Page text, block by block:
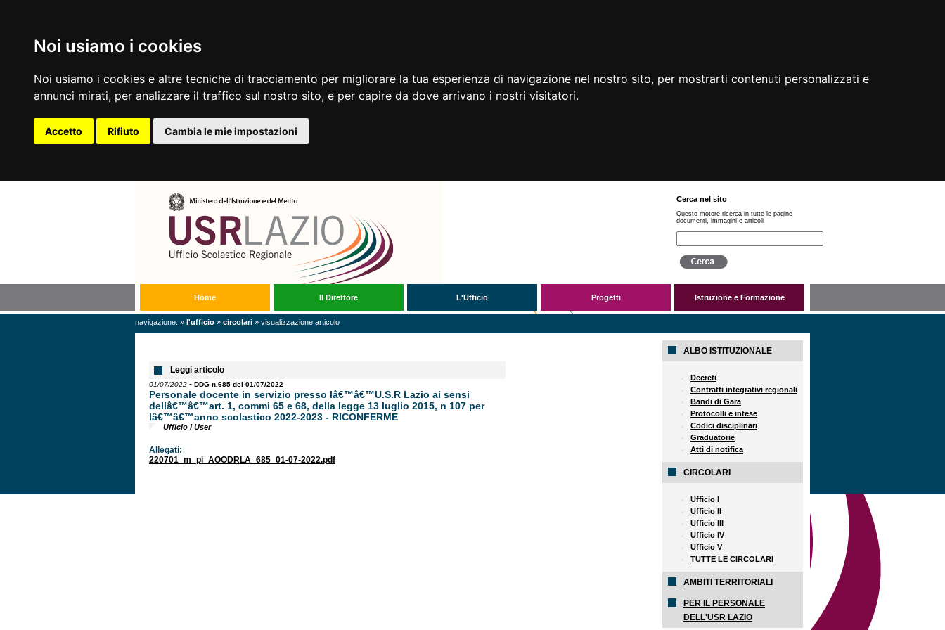
Noi usiamo i cookies
Noi usiamo i cookies e altre tecniche di tracciamento per migliorare la tua esperienza di navigazione nel nostro sito, per mostrarti contenuti personalizzati e
annunci mirati, per analizzare il traffico sul nostro sito, e per capire da dove arrivano i nostri visitatori.
Accetto Rifiuto Cambia le mie impostazioni
Cerca nel sito
Questo motore ricerca in tutte le pagine
documenti, immagini e articoli
Home Il Direttore L'Ufficio Progetti Istruzione e Formazione
navigazione: » l'ufficio » circolari » visualizzazione articolo
Leggi articolo
01/07/2022 - DDG n.685 del 01/07/2022
Personale docente in servizio presso lâ€™â€™U.S.R Lazio ai sensi
dellâ€™â€™art. 1, commi 65 e 68, della legge 13 luglio 2015, n 107 per
lâ€™â€™anno scolastico 2022-2023 - RICONFERME
Ufficio I User
Allegati:
220701_m_pi_AOODRLA_685_01-07-2022.pdf
ALBO ISTITUZIONALE
Decreti
Contratti integrativi regionali
Bandi di Gara
Protocolli e intese
Codici disciplinari
Graduatorie
Atti di notifica
CIRCOLARI
Ufficio I
Ufficio II
Ufficio III
Ufficio IV
Ufficio V
TUTTE LE CIRCOLARI
AMBITI TERRITORIALI
PER IL PERSONALE
DELL'USR LAZIO